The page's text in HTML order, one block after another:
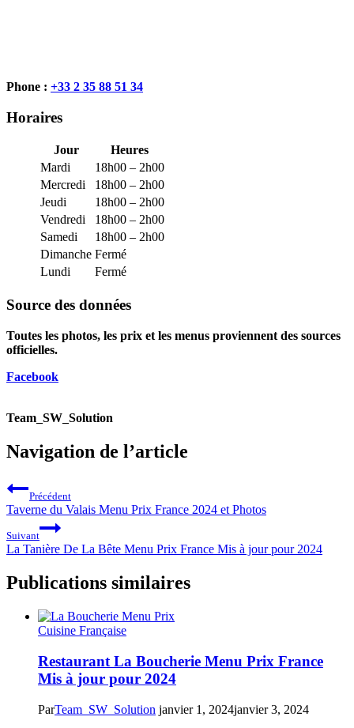
Phone : +33 2 35 88 51 34
Horaires
Jour
Heures
Mardi
18h00 – 2h00
Mercredi
18h00 – 2h00
Jeudi
18h00 – 2h00
Vendredi
18h00 – 2h00
Samedi
18h00 – 2h00
Dimanche Fermé
Lundi
Fermé
Source des données
Toutes les photos, les prix et les menus proviennent des sources
officielles.
Facebook
Team_SW_Solution
Navigation de l’article
Précédent
Taverne du Valais Menu Prix France 2024 et Photos
Suivant
La Tanière De La Bête Menu Prix France Mis à jour pour 2024
Publications similaires
Cuisine Française
Restaurant La Boucherie Menu Prix France
Mis à jour pour 2024
ParTeam_SW_Solution janvier 1, 2024janvier 3, 2024